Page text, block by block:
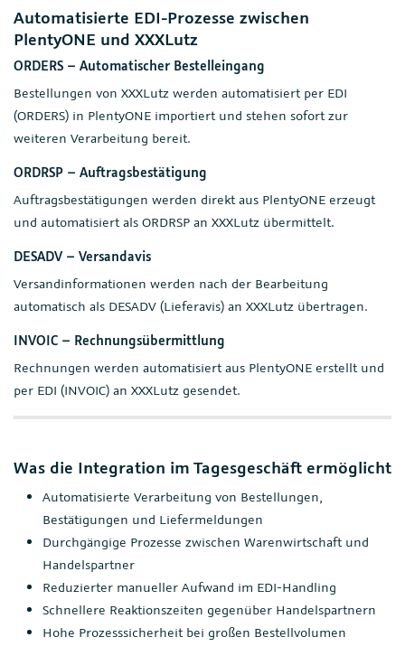
Automatisierte EDI-Prozesse zwischen
PlentyONE und XXXLutz
ORDERS – Automatischer Bestelleingang
Bestellungen von XXXLutz werden automatisiert per EDI
(ORDERS) in PlentyONE importiert und stehen sofort zur
weiteren Verarbeitung bereit.
ORDRSP – Auftragsbestätigung
Auftragsbestätigungen werden direkt aus PlentyONE erzeugt
und automatisiert als ORDRSP an XXXLutz übermittelt.
DESADV – Versandavis
Versandinformationen werden nach der Bearbeitung
automatisch als DESADV (Lieferavis) an XXXLutz übertragen.
INVOIC – Rechnungsübermittlung
Rechnungen werden automatisiert aus PlentyONE erstellt und
per EDI (INVOIC) an XXXLutz gesendet.
Was die Integration im Tagesgeschäft ermöglicht
Automatisierte Verarbeitung von Bestellungen,
Bestätigungen und Liefermeldungen
Durchgängige Prozesse zwischen Warenwirtschaft und
Handelspartner
Reduzierter manueller Aufwand im EDI-Handling
Schnellere Reaktionszeiten gegenüber Handelspartnern
Hohe Prozesssicherheit bei großen Bestellvolumen